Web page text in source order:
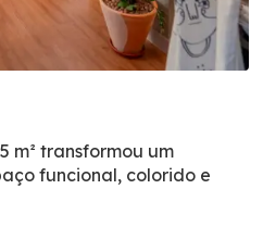
m² transformou um
funcional, colorido e